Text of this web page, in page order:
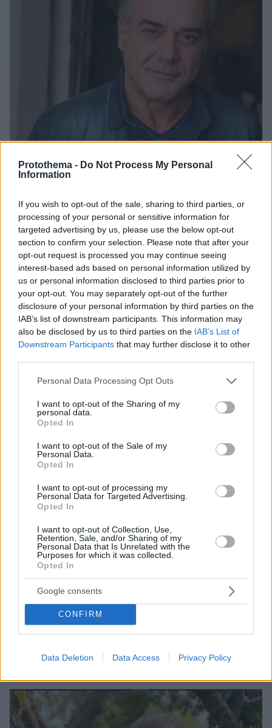
Protothema - Do Not Process My Personal
Information
If you wish to opt-out of the sale, sharing to third parties, or
processing of your personal or sensitive information for
targeted advertising by us, please use the below opt-out
section to confirm your selection. Please note that after your
opt-out request is processed you may continue seeing
interest-based ads based on personal information utilized by
us or personal information disclosed to third parties prior to
your opt-out. You may separately opt-out of the further
disclosure of your personal information by third parties on the
IAB’s list of downstream participants. This information may
also be disclosed by us to third parties on the IAB’s List of
Downstream Participants that may further disclose it to other
Please note that this website/app uses one or more Google
not limited to your visit or usage behaviour. You may click to
grant or deny consent to Google and its third-party tags to
use your data for below specified purposes in below Google
consent section.
Personal Data Processing Opt Outs
I want to opt-out of the Sharing of my
personal data.
Opted In
I want to opt-out of the Sale of my
Personal Data.
Opted In
I want to opt-out of processing my
Personal Data for Targeted Advertising.
Opted In
I want to opt-out of Collection, Use,
Retention, Sale, and/or Sharing of my
Personal Data that Is Unrelated with the
Purposes for which it was collected.
Opted In
Google consents
CONFIRM
Data Deletion Data Access Privacy Policy
Παύλος Ευαγγελόπουλος: «Έχω δεχτεί
παρενόχληση, αλλά το αντιμετώπισα επιτόπου κι έχασα
τη δουλειά μου»
Ο ηθοποιός μίλησε για το περιστατικό σεξουαλικής
παρενόχλησης που έχει βιώσει, την πορεία του στον
χώρο της υποκριτικής και το θρυλικό «Ρετιρέ»
22.03.2022, 16:41
«Έχω δεχθεί σεξουαλική παρενόχληση από άνδρα»,
αποκάλυψε ο Παύλος Ευαγγελόπουλος
τελείωσε και η ιστορία», είπε ο ηθοποιός